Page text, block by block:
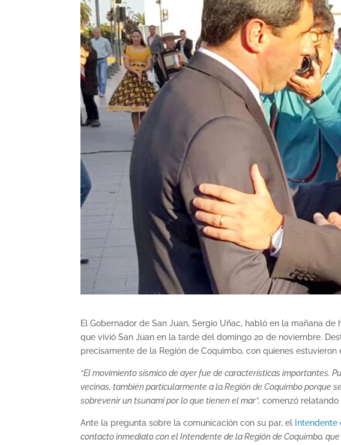
El Gobernador de San Juan, Sergio Uñac, habló en la mañana
que vivió San Juan en la tarde del domingo 20 de noviembre.
precisamente de la Región de Coquimbo, con quienes
“El movimiento sísmico de ayer fue de características importantes.
vecinas, también particularmente a la Región de Coquimbo porque
sobrevenir un tsunami por lo que tienen el mar”, comenzó relatando
Ante la pregunta sobre la comunicación con su par, el
contacto inmediato con el Intendente de la Región de Coquimbo,